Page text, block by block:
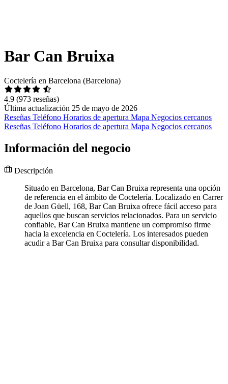
Bar Can Bruixa
Coctelería en Barcelona (Barcelona)
4.9 (973 reseñas)
Última actualización 25 de mayo de 2026
Reseñas Teléfono Horarios de apertura Mapa Negocios cercanos
Reseñas Teléfono Horarios de apertura Mapa Negocios cercanos
Información del negocio
Descripción
Situado en Barcelona, Bar Can Bruixa representa una opción
de referencia en el ámbito de Coctelería. Localizado en Carrer
de Joan Güell, 168, Bar Can Bruixa ofrece fácil acceso para
aquellos que buscan servicios relacionados. Para un servicio
confiable, Bar Can Bruixa mantiene un compromiso firme
hacia la excelencia en Coctelería. Los interesados pueden
acudir a Bar Can Bruixa para consultar disponibilidad.